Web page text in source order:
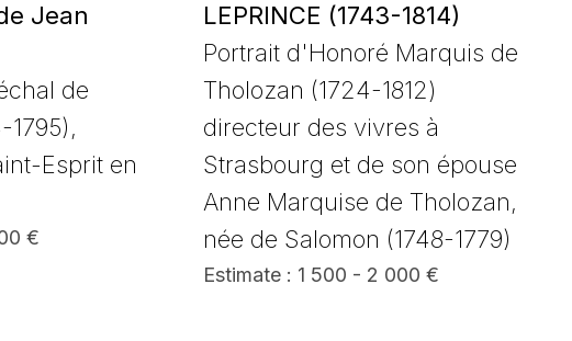
Jean
de
1795),
Esprit en
€
LEPRINCE (1743-1814)
Portrait d'Honoré Marquis de
Tholozan (1724-1812)
directeur des vivres à
Strasbourg et de son épouse
Anne Marquise de Tholozan,
née de Salomon (1748-1779)
Estimate : 1 500 - 2 000 €